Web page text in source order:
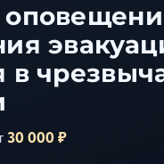
в
30 000 ₽